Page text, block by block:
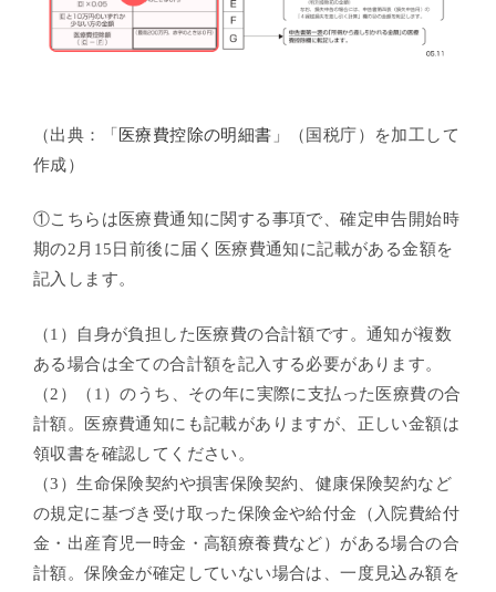
（出典：「 医療費控除の明細書 」（国税庁）を加工して
作成）
①こちらは医療費通知に関する事項で、確定申告開始時
期の2月15日前後に届く医療費通知に記載がある金額を
記入します。
（1）自身が負担した医療費の合計額です。通知が複数
ある場合は全ての合計額を記入する必要があります。
（2）（1）のうち、その年に実際に支払った医療費の合
計額。医療費通知にも記載がありますが、正しい金額は
領収書を確認してください。
（3）生命保険契約や損害保険契約、健康保険契約など
の規定に基づき受け取った保険金や給付金（入院費給付
金・出産育児一時金・高額療養費など）がある場合の合
計額。保険金が確定していない場合は、一度見込み額を